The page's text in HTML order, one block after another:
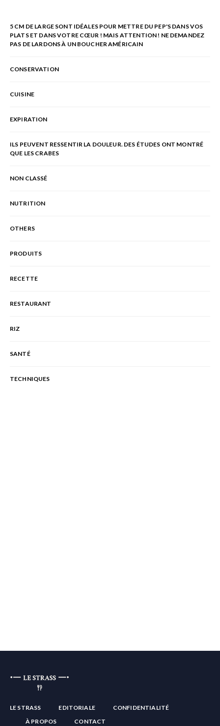
5 CM DE LARGE SONT IDÉALES POUR METTRE DU PEP'S DANS VOS
PLATS ET DANS VOTRE CŒUR ! MAIS ATTENTION ! NE DEMANDEZ
PAS DE LARDONS À UN BOUCHER AMÉRICAIN
CONSERVATION
CUISINE
EXPIRATION
ILS PEUVENT RESSENTIR LA DOULEUR. DES ÉTUDES ONT MONTRÉ
QUE LES CRABES
NON CLASSÉ
NUTRITION
OTHERS
PRODUITS
RECETTE
RESTAURANT
RIZ
SANTÉ
TECHNIQUES
LE STRASS EDITORIALE
CONFIDENTIALITÉ
À PROPOS
CONTACT